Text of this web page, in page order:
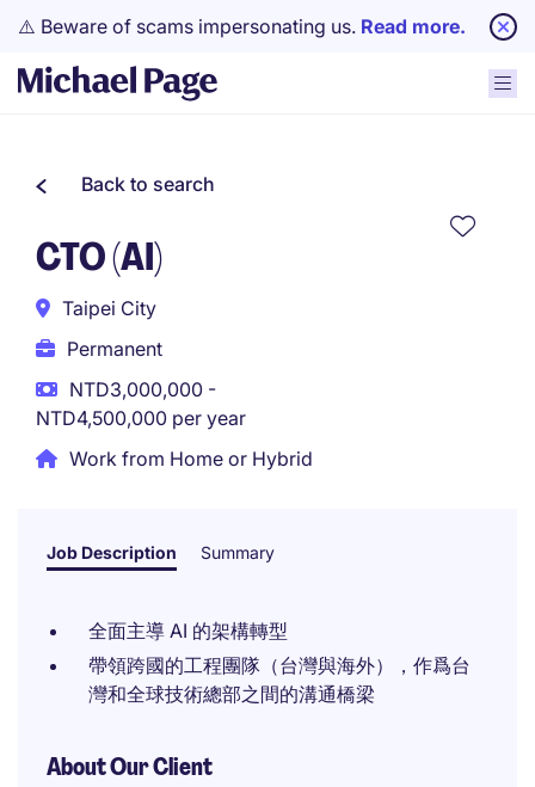
⚠️ Beware of scams impersonating us. Read more.
Back to search
CTO (AI)
Taipei City
Permanent
NTD3,000,000 -
NTD4,500,000 per year
Work from Home or Hybrid
Job Description Summary
全面主導 AI 的架構轉型
帶領跨國的工程團隊（台灣與海外），作爲台
灣和全球技術總部之間的溝通橋梁
About Our Client